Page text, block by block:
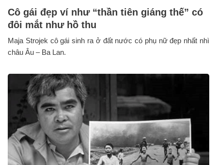
Cô gái đẹp ví như “thần tiên giáng thế” có
đôi mắt như hồ thu
Maja Strojek cô gái sinh ra ở đất nước có phụ nữ đẹp nhất nhì
châu Âu – Ba Lan.